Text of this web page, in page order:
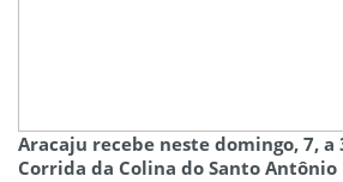
Aracaju recebe neste domingo, 7, a
Corrida da Colina do Santo Antônio